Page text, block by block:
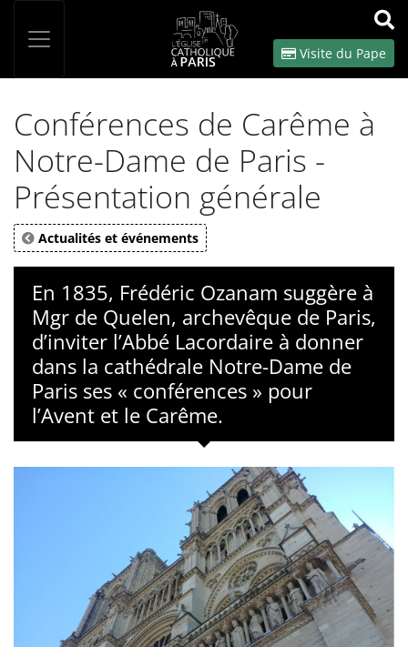
OK
Visite du Pape
Conférences de Carême à
Notre-Dame de Paris -
Présentation générale
Actualités et événements
En 1835, Frédéric Ozanam suggère à
Mgr de Quelen, archevêque de Paris,
d’inviter l’Abbé Lacordaire à donner
dans la cathédrale Notre-Dame de
Paris ses « conférences » pour
l’Avent et le Carême.
Panneau de gestion des cookies